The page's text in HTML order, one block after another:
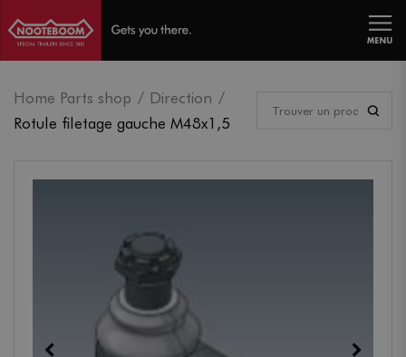
MENU
Home Parts shop
Direction
Rotule filetage gauche M48x1,5